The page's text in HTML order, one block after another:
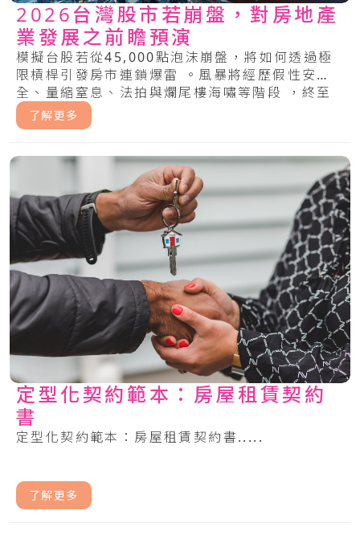
2026台灣股市若崩盤，對房地產
業發展之前瞻預演
模擬台股若從45,000點泡沫崩盤，將如何透過極
限槓桿引發房市連鎖爆雷 。風暴將經歷假性安
全、量縮窒息、法拍與爛尾樓海嘯等階段 ，終至
重度蕭條與市場洗牌 ，藉此警示業者與投資人應
提早去槓桿並做好現金流的壓力測試 。.....
了解更多
定型化契約範本：房屋租賃契約
書
定型化契約範本：房屋租賃契約書.....
了解更多